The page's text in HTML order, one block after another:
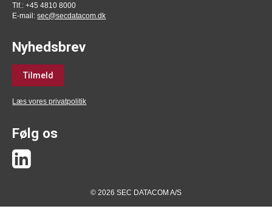
Tlf.: +45 4810 8000
E-mail:sec@secdatacom.dk
Nyhedsbrev
Tilmeld
Læs vores privatpolitik
Følg os
© 2026 SEC DATACOM A/S